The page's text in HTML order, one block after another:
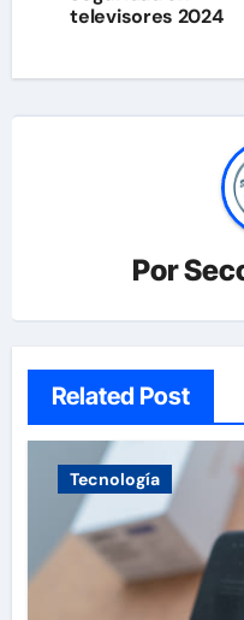
televisores 2024
Por
Related Post
Tecnología